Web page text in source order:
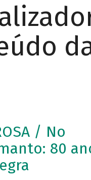
/ No
80